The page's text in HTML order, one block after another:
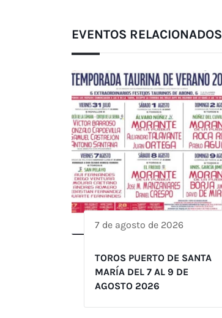
EVENTOS RELACIONADOS
7 de agosto de 2026
TOROS PUERTO DE SANTA
MARÍA DEL 7 AL 9 DE
AGOSTO 2026